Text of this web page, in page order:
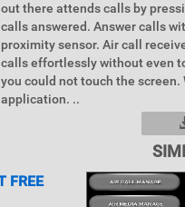
out there attends calls by
calls answered. Answer calls
proximity sensor. Air call
calls effortlessly without even
you could not touch the
application. ..
FREE